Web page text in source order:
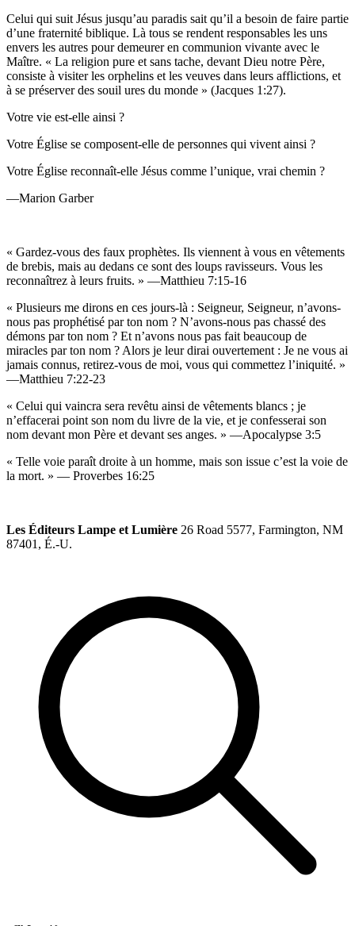
Celui qui suit Jésus jusqu’au paradis sait qu’il a besoin de faire partie
d’une fraternité biblique. Là tous se rendent responsables les uns
envers les autres pour demeurer en communion vivante avec le
Maître. « La religion pure et sans tache, devant Dieu notre Père,
consiste à visiter les orphelins et les veuves dans leurs afflictions, et
à se préserver des souil ures du monde » (Jacques 1:27).
Votre vie est-elle ainsi ?
Votre Église se composent-elle de personnes qui vivent ainsi ?
Votre Église reconnaît-elle Jésus comme l’unique, vrai chemin ?
—Marion Garber
« Gardez-vous des faux prophètes. Ils viennent à vous en vêtements
de brebis, mais au dedans ce sont des loups ravisseurs. Vous les
reconnaîtrez à leurs fruits. » —Matthieu 7:15-16
« Plusieurs me dirons en ces jours-là : Seigneur, Seigneur, n’avons-
nous pas prophétisé par ton nom ? N’avons-nous pas chassé des
démons par ton nom ? Et n’avons nous pas fait beaucoup de
miracles par ton nom ? Alors je leur dirai ouvertement : Je ne vous ai
jamais connus, retirez-vous de moi, vous qui commettez l’iniquité. »
—Matthieu 7:22-23
« Celui qui vaincra sera revêtu ainsi de vêtements blancs ; je
n’effacerai point son nom du livre de la vie, et je confesserai son
nom devant mon Père et devant ses anges. » —Apocalypse 3:5
« Telle voie paraît droite à un homme, mais son issue c’est la voie de
la mort. » — Proverbes 16:25
Les Éditeurs Lampe et Lumière 26 Road 5577, Farmington, NM
87401, É.-U.